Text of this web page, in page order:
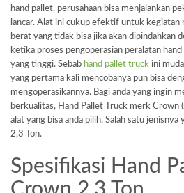
hand pallet, perusahaan bisa menjalankan
lancar. Alat ini cukup efektif untuk kegiatan
berat yang tidak bisa jika akan dipindahkan
ketika proses pengoperasian peralatan
yang tinggi. Sebab hand pallet truck ini
yang pertama kali mencobanya pun bisa
mengoperasikannya. Bagi anda yang ingin
berkualitas, Hand Pallet Truck merk Crown
alat yang bisa anda pilih. Salah satu
2,3 Ton.
Spesifikasi Hand